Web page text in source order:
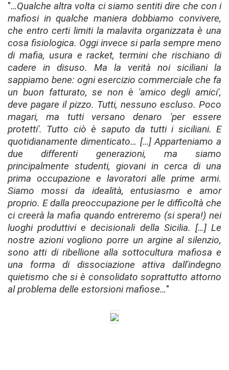
"…Qualche altra volta ci siamo sentiti dire che con i
mafiosi in qualche maniera dobbiamo convivere,
che entro certi limiti la malavita organizzata è una
cosa fisiologica. Oggi invece si parla sempre meno
di mafia, usura e racket, termini che rischiano di
cadere in disuso. Ma la verità noi siciliani la
sappiamo bene: ogni esercizio commerciale che fa
un buon fatturato, se non è 'amico degli amici',
deve pagare il pizzo. Tutti, nessuno escluso. Poco
magari, ma tutti versano denaro 'per essere
protetti'. Tutto ciò è saputo da tutti i siciliani. E
quotidianamente dimenticato… […] Apparteniamo a
due differenti generazioni, ma siamo
principalmente studenti, giovani in cerca di una
prima occupazione e lavoratori alle prime armi.
Siamo mossi da idealità, entusiasmo e amor
proprio. E dalla preoccupazione per le difficoltà che
ci creerà la mafia quando entreremo (si spera!) nei
luoghi produttivi e decisionali della Sicilia. […] Le
nostre azioni vogliono porre un argine al silenzio,
sono atti di ribellione alla sottocultura mafiosa e
una forma di dissociazione attiva dall'indegno
quietismo che si è consolidato soprattutto attorno
al problema delle estorsioni mafiose…"